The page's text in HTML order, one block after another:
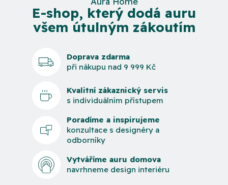
E-shop, který dodá auru
všem útulným zákoutím
Doprava zdarma
při nákupu nad 9 999 Kč
Kvalitní zákaznický servis
s individuálním přístupem
Poradíme a inspirujeme
konzultace s designéry a
odborníky
Vytváříme auru domova
navrhneme design interiéru